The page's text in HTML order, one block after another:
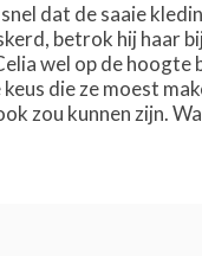
dat de saaie
betrok hij haar
wel op de
die ze moest
zou kunnen zijn.